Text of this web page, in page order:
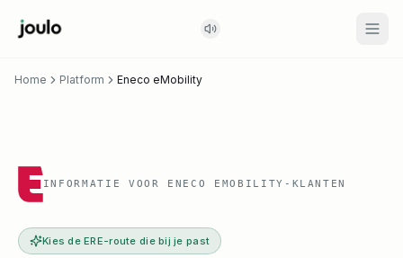
Home Platform Eneco eMobility
INFORMATIE VOOR ENECO EMOBILITY-KLANTEN
Kies de ERE-route die bij je past